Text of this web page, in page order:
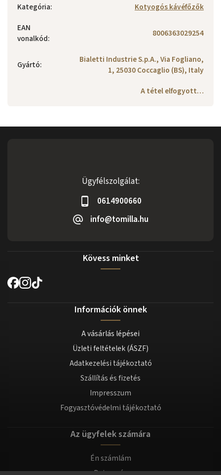
Kategória:
Kotyogós kávéfőzők
EAN
vonalkód: 8006363029254
Gyártó:
Bialetti Industrie S.p.A., Via Fogliano,
1, 25030 Coccaglio (BS), Italy
A tétel elfogyott…
Ügyfélszolgálat:
0614900660
info@tomilla.hu
Kövess minket
Információk önnek
A vásárlás lépései
Üzleti feltételek (ÁSZF)
Adatkezelési tájékoztató
Szállítás és fizetés
Impresszum
Fogyasztóvédelmi tájékoztató
Az ügyfelek számára
Én számlám